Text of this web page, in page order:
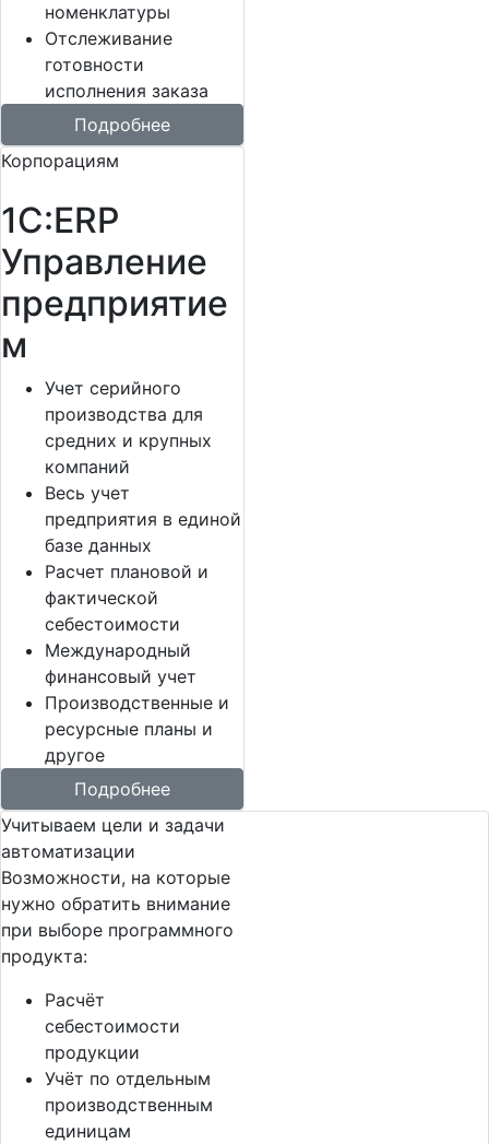
номенклатуры
Отслеживание
готовности
исполнения заказа
Подробнее
Корпорациям
1С:ERP
Управление
предприятие
м
Учет серийного
производства для
средних и крупных
компаний
Весь учет
предприятия в единой
базе данных
Расчет плановой и
фактической
себестоимости
Международный
финансовый учет
Производственные и
ресурсные планы и
другое
Подробнее
Учитываем цели и задачи
автоматизации
Возможности, на которые
нужно обратить внимание
при выборе программного
продукта:
Расчёт
себестоимости
продукции
Учёт по отдельным
производственным
единицам